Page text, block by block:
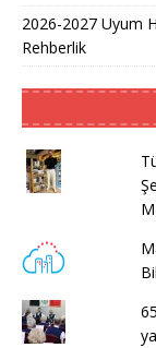
2026-2027 Uyum
Rehberlik